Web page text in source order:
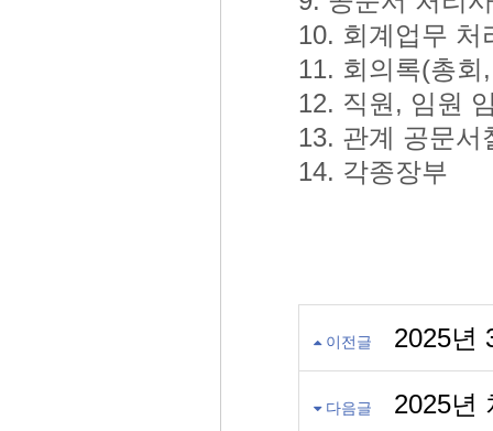
10. 회계업무 처
11. 회의록(총회
12. 직원, 임원
13. 관계 공문서
14. 각종장부
이전글 2025년
다음글 2025년